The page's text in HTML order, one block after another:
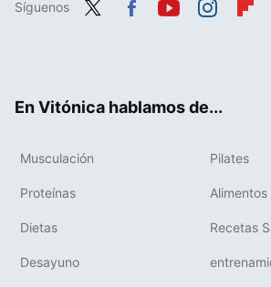
Síguenos
En Vitónica hablamos de...
Musculación Pilates
Proteínas Alimentos
Dietas Recetas
Desayuno